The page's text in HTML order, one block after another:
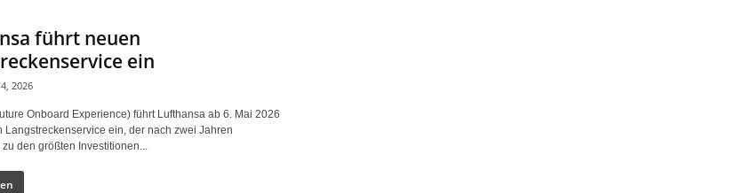
führt neuen
ein
2026
Onboard Experience) führt Lufthansa ab 6. Mai 2026
Langstreckenservice ein, der nach zwei Jahren
zu den größten Investitionen...